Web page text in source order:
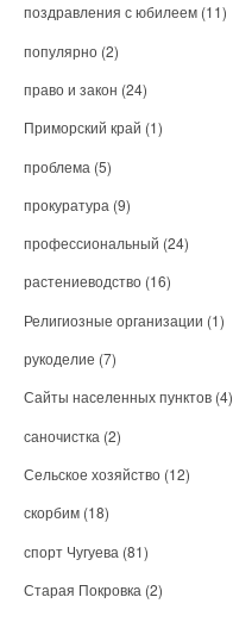
поздравления с юбилеем (11)
популярно (2)
право и закон (24)
Приморский край (1)
проблема (5)
прокуратура (9)
профессиональный (24)
растениеводство (16)
Религиозные организации (1)
рукоделие (7)
Сайты населенных пунктов (4)
саночистка (2)
Сельское хозяйство (12)
скорбим (18)
спорт Чугуева (81)
Старая Покровка (2)